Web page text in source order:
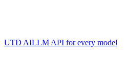
UTD AILLM API for every model